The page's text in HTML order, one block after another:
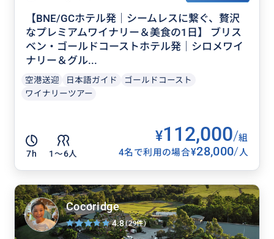
【BNE/GCホテル発｜シームレスに繋ぐ、贅沢
なプレミアムワイナリー＆美食の1日】 ブリス
ベン・ゴールドコーストホテル発｜シロメワイ
ナリー＆グル...
空港送迎 日本語ガイド
ゴールドコースト
ワイナリーツアー
7h 1〜6人
¥112,000/組
4名で利用の場合¥28,000/人
Cocoridge
4.8(29件)